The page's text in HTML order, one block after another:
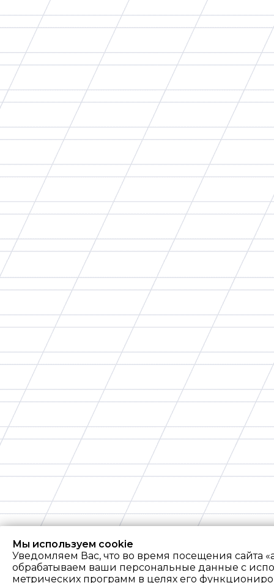
Мы используем cookie
Уведомляем Вас, что во время посещения сайта
обрабатываем ваши персональные данные с
метрических программ в целях его